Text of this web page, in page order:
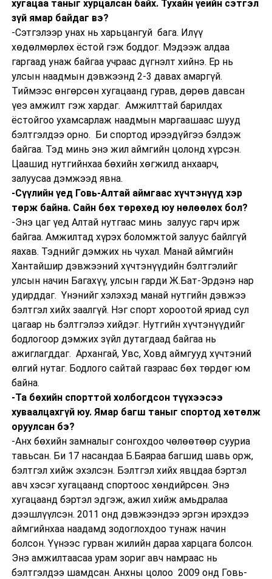
хугацаа таныг хурцалсан байх. Тухайн үеийн сэтгэл
зүй ямар байдаг вэ?
-Сэтгэлээр унах нь харьцангуй бага. Илүү
хөдөлмөрлөх ёстой гэж боддог. Мэдээж алдаа
гаргаад унаж байгаа учраас дүгнэлт хийнэ. Ер нь
улсын наадмын дэвжээнд 2-3 давах амаргүй.
Тиймээс өнгөрсөн хугацаанд гурав, дөрөв давсан
үеэ амжилт гэж хардаг. Амжилттай барилдах
ёстойгоо ухамсарлаж наадмын маргаашаас шууд
бэлтгэлдээ орно. Би спортод ирээдүйгээ бэлдэж
байгаа. Тэд минь энэ жил аймгийн цолонд хүрсэн.
Цаашид нутгийнхаа бөхийн хөгжилд анхаарч,
залуусаа дэмжээд явна.
-Сүүлийн үед Говь-Алтай аймгаас хүчтэнүүд хэр
төрж байна. Сайн бөх төрөхөд юу нөлөөлөх бол?
-Энэ цаг үед Алтай нутгаас минь залуус гарч ирж
байгаа. Амжилтад хүрэх боломжтой залуус байлгүй
яахав. Тэднийг дэмжих нь чухал. Манай аймгийн
Хантайшир дэвжээний хүчтэнүүдийн бэлтгэлийг
улсын начин Багахүү, улсын гарди Ж.Бат-Эрдэнэ нар
удирддаг. Үнэнийг хэлэхэд манай нутгийн дэвжээ
бэлтгэл хийх заалгүй. Нэг спорт хороотой яриад сул
цагаар нь бэлтгэлээ хийдэг. Нутгийн хүчтэнүүдийг
бодлогоор дэмжих зүйл дутагдаад байгаа нь
ажиглагддаг. Архангай, Увс, Ховд аймгууд хүчтэний
өлгий нутаг. Бодлого сайтай газраас бөх төрдөг юм
байна.
-Та бөхийн спорттой холбогдсон түүхээсээ
хуваалцахгүй юу. Ямар багш таныг спортод хөтөлж
оруулсан бэ?
-Анх бөхийн замналыг сонгохдоо чөлөөтөөр сууриа
тавьсан. Би 17 насандаа Б.Баяраа багшид шавь орж,
бэлтгэл хийж эхэлсэн. Бэлтгэл хийх явцдаа бэртэл
авч хэсэг хугацаанд спортоос хөндийрсөн. Энэ
хугацаанд бэртэл эдгэж, ажил хийж амьдралаа
дээшлүүлсэн. 2011 онд дэвжээндээ эргэн ирэхдээ
аймгийнхаа наадамд зодоглохдоо тунаж начин
болсон. Үүнээс гурван жилийн дараа харцага болсон.
Энэ амжилтаасаа урам зориг авч намраас нь
бэлтгэлдээ шамдсан. Анхны цолоо 2009 онд Говь-